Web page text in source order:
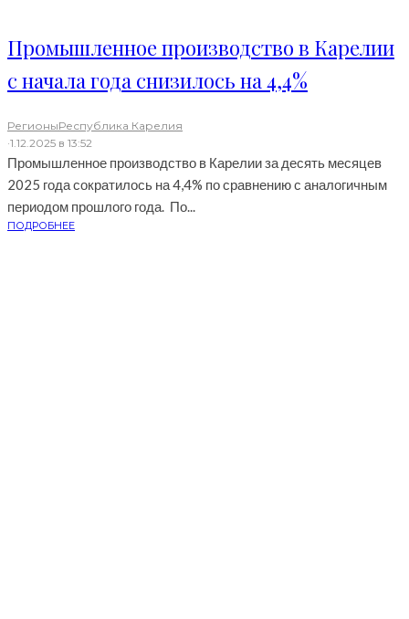
Промышленное производство в Карелии
с начала года снизилось на 4,4%
РегионыРеспублика Карелия
·1.12.2025 в 13:52
Промышленное производство в Карелии за десять месяцев
2025 года сократилось на 4,4% по сравнению с аналогичным
периодом прошлого года. По...
ПОДРОБНЕЕ